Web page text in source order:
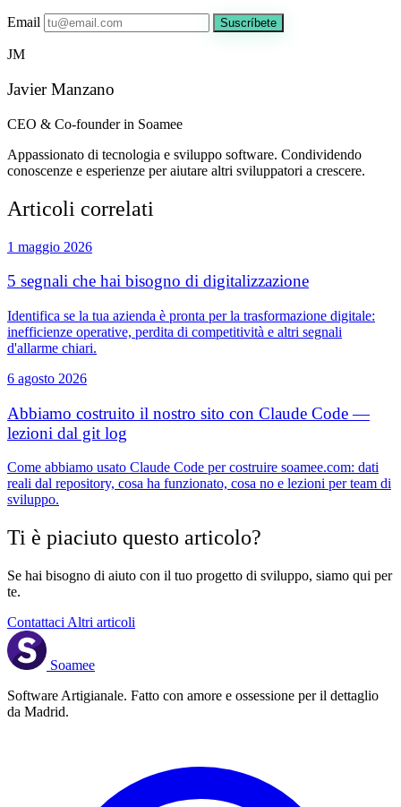
Email Suscríbete
JM
Javier Manzano
CEO & Co-founder in Soamee
Appassionato di tecnologia e sviluppo software. Condividendo
conoscenze e esperienze per aiutare altri sviluppatori a crescere.
Articoli correlati
1 maggio 2026
5 segnali che hai bisogno di digitalizzazione
Identifica se la tua azienda è pronta per la trasformazione digitale:
inefficienze operative, perdita di competitività e altri segnali
d'allarme chiari.
6 agosto 2026
Abbiamo costruito il nostro sito con Claude Code —
lezioni dal git log
Come abbiamo usato Claude Code per costruire soamee.com: dati
reali dal repository, cosa ha funzionato, cosa no e lezioni per team di
sviluppo.
Ti è piaciuto questo articolo?
Se hai bisogno di aiuto con il tuo progetto di sviluppo, siamo qui per
te.
Contattaci Altri articoli
Soamee
Software Artigianale. Fatto con amore e ossessione per il dettaglio
da Madrid.